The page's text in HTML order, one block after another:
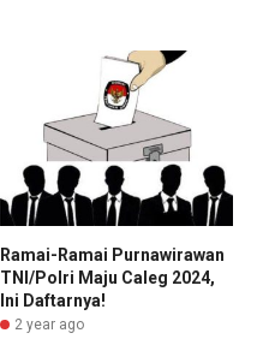
Ramai-Ramai Purnawirawan
TNI/Polri Maju Caleg 2024,
Ini Daftarnya!
2 year ago